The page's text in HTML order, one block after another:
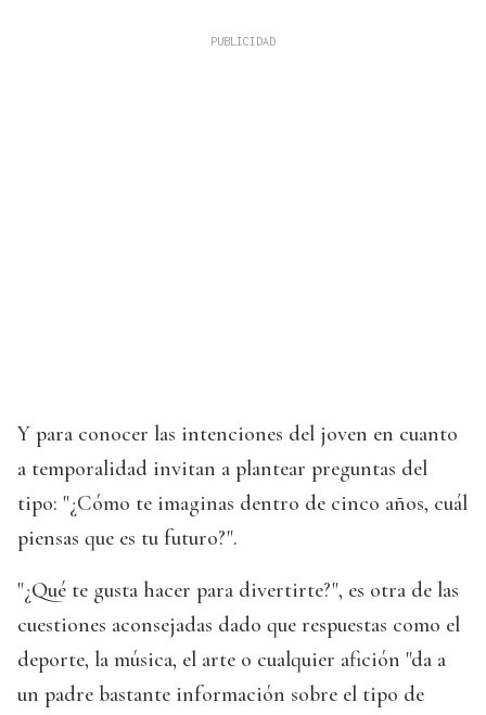
Y para conocer las intenciones del joven en cuanto
a temporalidad invitan a plantear preguntas del
tipo: "¿Cómo te imaginas dentro de cinco años, cuál
piensas que es tu futuro?".
"¿Qué te gusta hacer para divertirte?", es otra de las
cuestiones aconsejadas dado que respuestas como el
deporte, la música, el arte o cualquier afición "da a
un padre bastante información sobre el tipo de